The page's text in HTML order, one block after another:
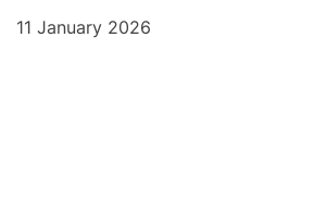
11 January 2026